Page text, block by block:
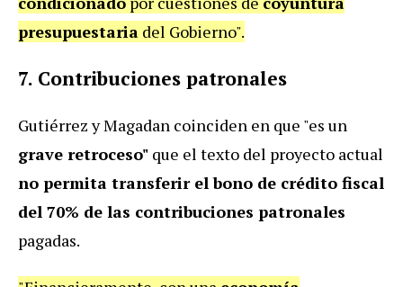
presupuestaria del Gobierno".
7. Contribuciones patronales
Gutiérrez y Magadan coinciden en que "es un
grave retroceso" que el texto del proyecto actual
no permita transferir el bono de crédito fiscal
del 70% de las contribuciones patronales
pagadas.